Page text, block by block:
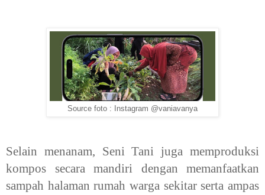
Source foto : Instagram @vaniavanya
Selain menanam, Seni Tani juga memproduksi
kompos secara mandiri dengan memanfaatkan
sampah halaman rumah warga sekitar serta ampas